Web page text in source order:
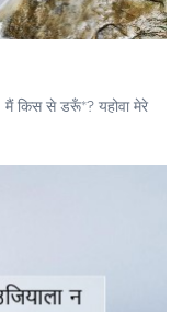
मैं किस से डरूँ*? यहोवा मेरे